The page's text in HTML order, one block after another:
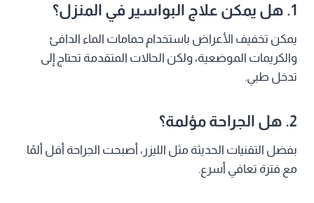
1. هل يمكن علاج البواسير في المنزل؟
يمكن تخفيف الأعراض باستخدام حمامات الماء الدافئ
والكريمات الموضعية، ولكن الحالات المتقدمة تحتاج إلى
تدخل طبي.
2. هل الجراحة مؤلمة؟
بفضل التقنيات الحديثة مثل الليزر، أصبحت الجراحة أقل ألمًا
مع فترة تعافي أسرع.